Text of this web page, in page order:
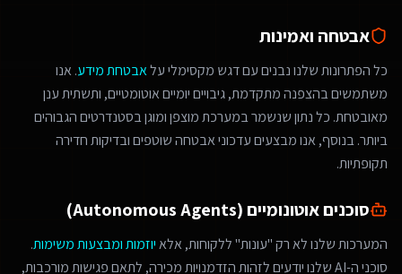
אבטחה ואמינות
כל הפתרונות שלנו נבנים עם דגש מקסימלי עלאבטחת מידע. אנו
משתמשים בהצפנה מתקדמת, גיבויים יומיים אוטומטיים, ותשתית ענן
מאובטחת. כל נתון שנשמר במערכת מוצפן ומוגן בסטנדרטים הגבוהים
ביותר. בנוסף, אנו מבצעים עדכוני אבטחה שוטפים ובדיקות חדירה
תקופתיות.
סוכנים אוטונומיים (Autonomous Agents)
המערכות שלנו לא רק "עונות" ללקוחות, אלאיוזמות ומבצעות משימות.
סוכני ה-AI שלנו יודעים לזהות הזדמנויות מכירה, לתאם פגישות מורכבות,